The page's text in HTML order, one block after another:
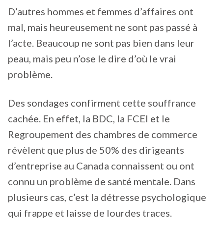
D’autres hommes et femmes d’affaires ont
mal, mais heureusement ne sont pas passé à
l’acte. Beaucoup ne sont pas bien dans leur
peau, mais peu n’ose le dire d’où le vrai
problème.
Des sondages confirment cette souffrance
cachée. En effet, la BDC, la FCEI et le
Regroupement des chambres de commerce
révèlent que plus de 50% des dirigeants
d’entreprise au Canada connaissent ou ont
connu un problème de santé mentale. Dans
plusieurs cas, c’est la détresse psychologique
qui frappe et laisse de lourdes traces.